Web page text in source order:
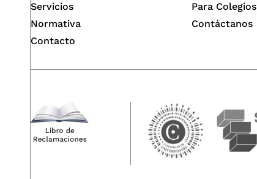
Servicios
Normativa
Contacto
Para Colegios
Contáctanos